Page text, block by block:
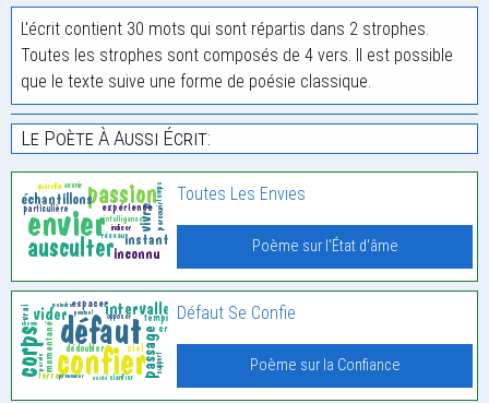
L'écrit contient 30 mots qui sont répartis dans 2 strophes.
Toutes les strophes sont composés de 4 vers. Il est possible
que le texte suive une forme de poésie classique.
Le Poète À Aussi Écrit:
Toutes Les Envies
Poème sur l'État d'âme
Défaut Se Confie
Poème sur la Confiance